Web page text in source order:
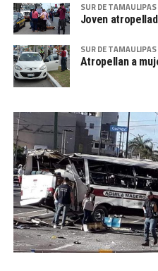
SUR DE TAMAULIPAS
Joven
SUR DE TAMAULIPAS
Atropellan a